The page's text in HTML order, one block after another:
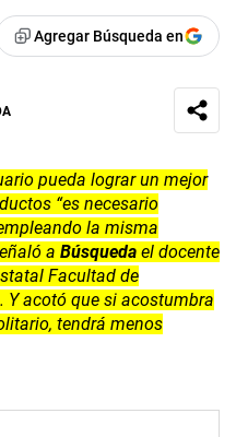
Agregar Búsqueda en
pueda lograr un mejor
“es necesario
la misma
a Búsqueda el docente
Facultad de
Y acotó que si acostumbra
tendrá menos